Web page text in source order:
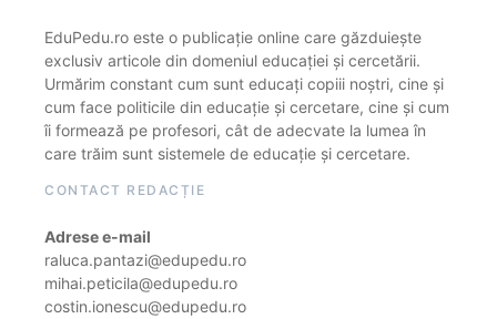
EduPedu.ro este o publicație online care găzduiește
exclusiv articole din domeniul educației și cercetării.
Urmărim constant cum sunt educați copiii noștri, cine și
cum face politicile din educație și cercetare, cine și cum
îi formează pe profesori, cât de adecvate la lumea în
care trăim sunt sistemele de educație și cercetare.
CONTACT REDACȚIE
Adrese e-mail
raluca.pantazi@edupedu.ro
mihai.peticila@edupedu.ro
costin.ionescu@edupedu.ro